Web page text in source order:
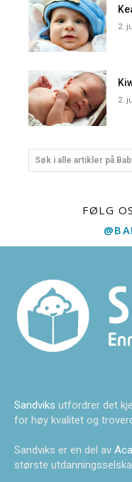
2.
2.
Søk i alle artikler på
FØLG
Sandviks utfordrer det
for høy kvalitet og
Sandviks er en del av
største